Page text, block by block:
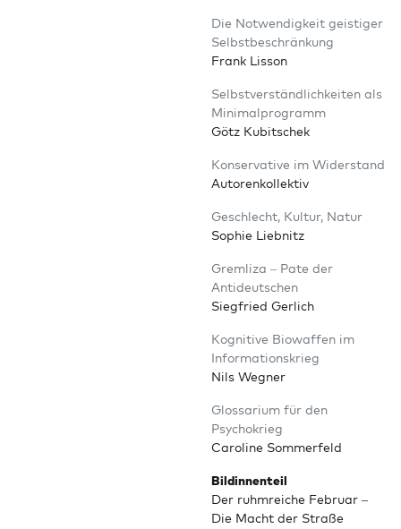
Die Not­wen­dig­keit geis­ti­ger
Selbstbeschränkung
Frank Lisson
Selbst­ver­ständ­lich­kei­ten als
Minimalprogramm
Götz Kubitschek
Kon­ser­va­ti­ve im Widerstand
Autorenkollektiv
Geschlecht, Kul­tur, Natur
Sophie Liebnitz
Grem­li­za – Pate der
Antideutschen
Sieg­fried Gerlich
Kogni­ti­ve Bio­waf­fen im
Informationskrieg
Nils Wegner
Glos­sa­ri­um für den
Psychokrieg
Caro­li­ne Sommerfeld
Bild­in­nen­teil
Der ruhm­rei­che Febru­ar –
Die Macht der Straße